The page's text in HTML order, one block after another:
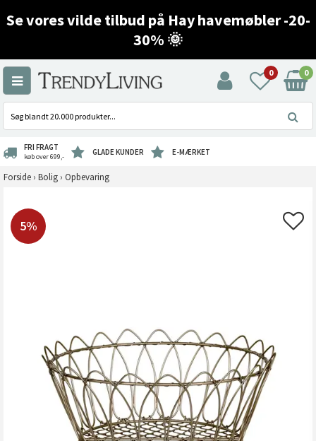
Se vores vilde tilbud på Hay havemøbler -20-
30% 🌞
0 0
FRI FRAGT
køb over 699,- GLADE KUNDER E-MÆRKET
Forside › Bolig › Opbevaring
5%